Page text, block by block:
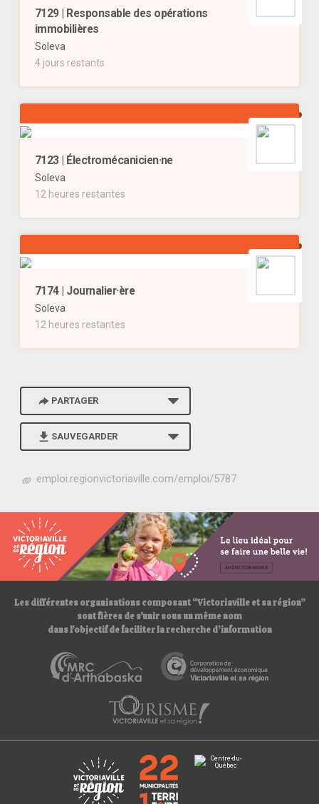
7129 | Responsable des opérations
immobilières
Soleva
4 jours restants
7123 | Électromécanicien·ne
Soleva
12 heures restantes
7174 | Journalier·ère
Soleva
12 heures restantes
PARTAGER
SAUVEGARDER
h
p
s
:
/
/
emploi.regionvictoriaville.com/emploi/5787
Les différentes organisations composant “Victoriaville et sa région”
sont fières de s’unir sous un même nom
dans l’objectif de faciliter la recherche d’information